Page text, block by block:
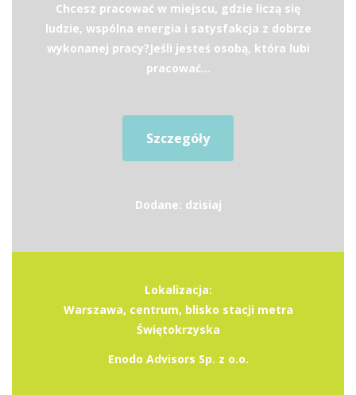
Chcesz pracować w miejscu, gdzie liczą się
ludzie, wspólna energia i satysfakcja z dobrze
wykonanej pracy?Jeśli jesteś osobą, która lubi
pracować...
Szczegóły
Dodane: dzisiaj
Lokalizacja:
Warszawa, centrum, blisko stacji metra
Świętokrzyska
Enodo Advisors Sp. z o.o.